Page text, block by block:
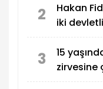
2
Hakan
iki
3
15
zirvesine